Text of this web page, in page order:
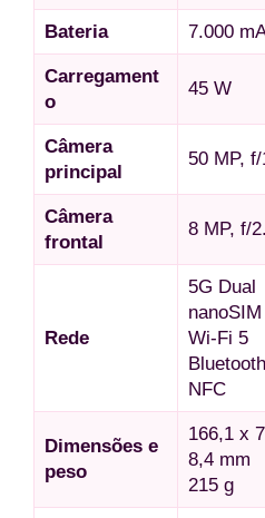
Bateria 7.000
Carregament
o
45 W
Câmera
principal
50 MP,
Câmera
frontal
8 MP, f/
Rede
5G Dual
nanoSIM
Wi-Fi 5
NFC
Dimensões e
peso
166,1 x
8,4 mm
215 g